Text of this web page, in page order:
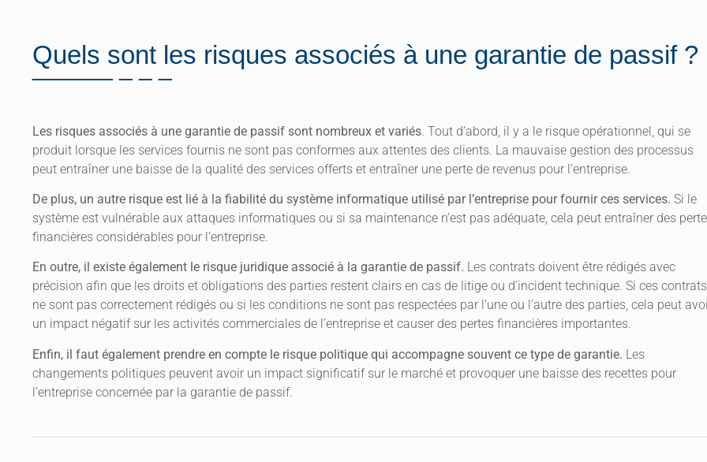
Quels sont les risques associés à une garantie de passif ?
Les risques associés à une garantie de passif sont nombreux et variés. Tout d’abord, il y a le risque opérationnel, qui se
produit lorsque les services fournis ne sont pas conformes aux attentes des clients. La mauvaise gestion des processus
peut entraîner une baisse de la qualité des services offerts et entraîner une perte de revenus pour l’entreprise.
De plus, un autre risque est lié à la fiabilité du système informatique utilisé par l’entreprise pour fournir ces services. Si le
système est vulnérable aux attaques informatiques ou si sa maintenance n’est pas adéquate, cela peut entraîner des
financières considérables pour l’entreprise.
En outre, il existe également le risque juridique associé à la garantie de passif. Les contrats doivent être rédigés avec
précision afin que les droits et obligations des parties restent clairs en cas de litige ou d’incident technique. Si ces contrats
ne sont pas correctement rédigés ou si les conditions ne sont pas respectées par l’une ou l’autre des parties, cela peut
un impact négatif sur les activités commerciales de l’entreprise et causer des pertes financières importantes.
Enfin, il faut également prendre en compte le risque politique qui accompagne souvent ce type de garantie. Les
changements politiques peuvent avoir un impact significatif sur le marché et provoquer une baisse des recettes pour
l’entreprise concernée par la garantie de passif.